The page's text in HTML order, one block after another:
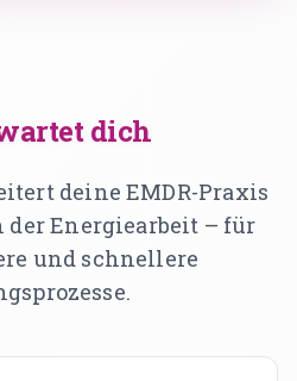
dich
deine EMDR-Praxis
der Energiearbeit – für
und schnellere